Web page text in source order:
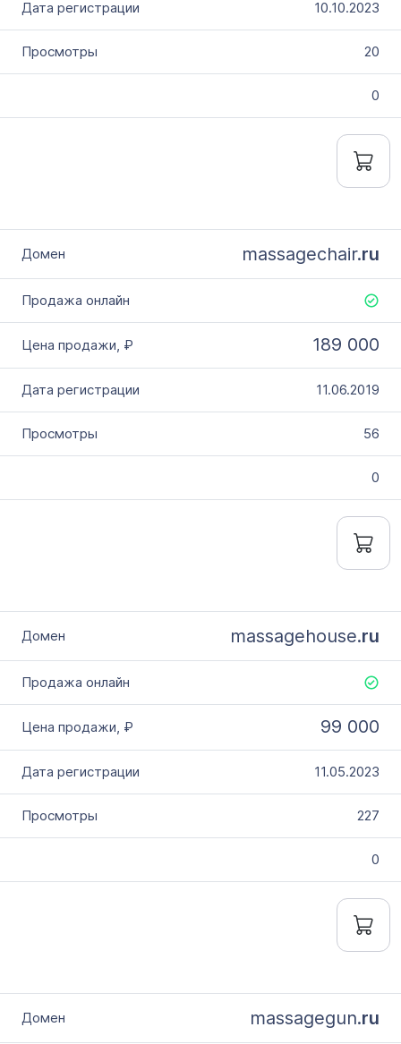
10.10.2023
20
0
massagechair.ru
189 000
11.06.2019
56
0
massagehouse.ru
99 000
11.05.2023
227
0
massagegun.ru